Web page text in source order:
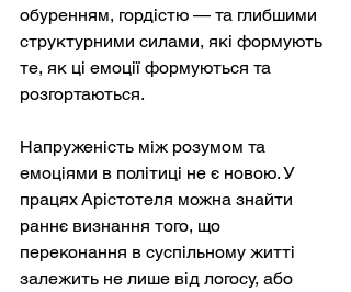
обуренням, гордістю — та глибшими
структурними силами, які формують
те, як ці емоції формуються та
розгортаються.
Напруженість між розумом та
емоціями в політиці не є новою. У
працях Арістотеля можна знайти
раннє визнання того, що
переконання в суспільному житті
залежить не лише від логосу, або